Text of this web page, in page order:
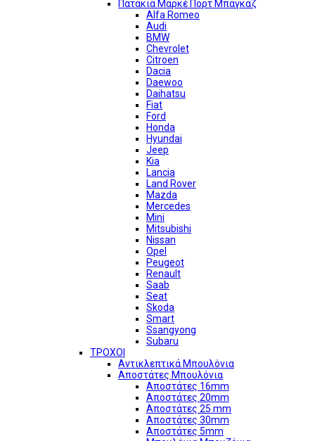
Πατάκια Μαρκέ Πορτ Μπαγκάζ
Alfa Romeo
Audi
BMW
Chevrolet
Citroen
Dacia
Daewoo
Daihatsu
Fiat
Ford
Honda
Hyundai
Jeep
Kia
Lancia
Land Rover
Mazda
Mercedes
Mini
Mitsubishi
Nissan
Opel
Peugeot
Renault
Saab
Seat
Skoda
Smart
Ssangyong
Subaru
ΤΡΟΧΟΙ
Αντικλεπτικά Μπουλόνια
Αποστάτες Μπουλόνια
Αποστάτες 16mm
Αποστάτες 20mm
Αποστάτες 25 mm
Αποστάτες 30mm
Αποστάτες 5mm